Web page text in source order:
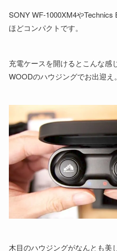
SONY WF-1000XM4や
ほどコンパクトです。
充電ケースを開けるとこんな感
WOODのハウジングでお出迎え。
木目のハウジングがなんとも美